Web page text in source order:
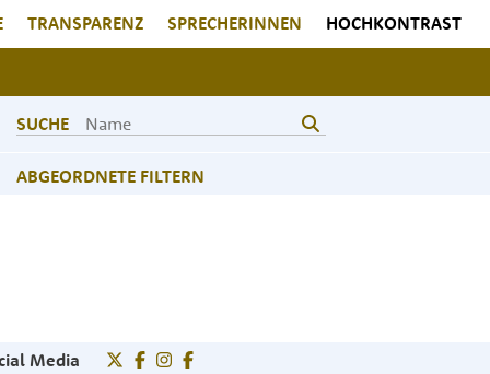
TRANSPARENZ SPRECHERINNEN HOCHKONTRAST
SUCHE
ABGEORDNETE FILTERN
Media